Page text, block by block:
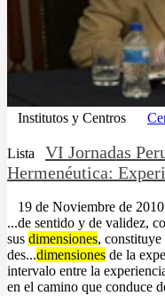
Institutos y Centros
Lista
VI Jornadas
Hermenéutica:
19 de Noviembre de 2010
...de sentido y de validez,
sus dimensiones, constituye
des...dimensiones de la
intervalo entre la
en el camino que conduce